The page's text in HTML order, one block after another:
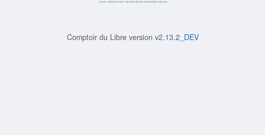
Comptoir du Libre version v2.13.2_DEV